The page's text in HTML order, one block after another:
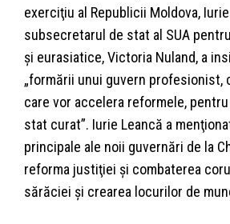
exerciţiu al Republicii Moldova,
subsecretarul de stat al SUA
şi eurasiatice, Victoria Nuland, a
„formării unui guvern profesionist,
care vor accelera reformele,
stat curat”. Iurie Leancă a
principale ale noii guvernări de la
reforma justiţiei şi combaterea
sărăciei şi crearea locurilor de